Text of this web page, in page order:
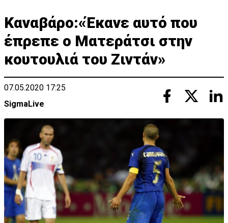
Καναβάρο:«Έκανε αυτό που
έπρεπε ο Ματεράτσι στην
κουτουλιά του Ζιντάν»
07.05.2020 17:25
SigmaLive